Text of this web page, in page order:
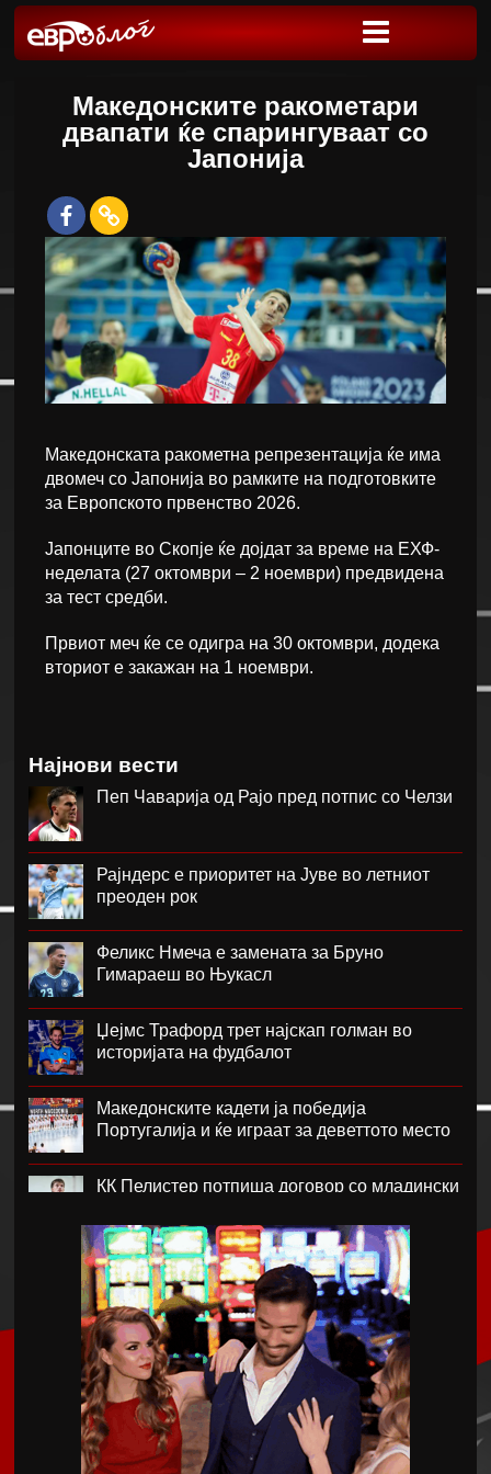
Македонските ракометари
двапати ќе спарингуваат со
Јапонија
Македонската ракометна репрезентација ќе има
двомеч со Јапонија во рамките на подготовките
за Европското првенство 2026.
Јапонците во Скопје ќе дојдат за време на ЕХФ-
неделата (27 октомври – 2 ноември) предвидена
за тест средби.
Првиот меч ќе се одигра на 30 октомври, додека
вториот е закажан на 1 ноември.
Најнови вести
Пеп Чаварија од Рајо пред потпис со Челзи
Рајндерс е приоритет на Јуве во летниот
преоден рок
Феликс Нмеча е замената за Бруно
Гимараеш во Њукасл
Џејмс Трафорд трет најскап голман во
историјата на фудбалот
Македонските кадети ја победија
Португалија и ќе играат за деветтото место
КК Пелистер потпиша договор со младински
Магнес Аклиуш официјално претставен во
Париз
Мики ван де Вен се согласи на нов договор
со Тотенхем
Лина Ѓорческа го заврши настапот во
Лајпциг